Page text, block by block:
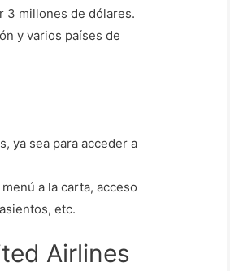
3 millones de dólares.
y varios países de
ya sea para acceder a
a la carta, acceso
etc.
Airlines